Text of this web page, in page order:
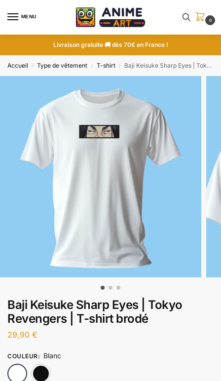
MENU
0
Livraison gratuite 🚚 dès 70€ en France !
Accueil / Type de vêtement / T-shirt / Baji Keisuke Sharp Eyes | Tokyo Revengers | T-shirt brodé
Baji Keisuke Sharp Eyes | Tokyo
Revengers | T-shirt brodé
29,90 €
COULEUR: Blanc